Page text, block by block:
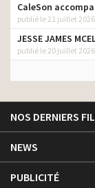
CaleSon
publié le 21 juillet 2026
JESSE JAMES
publié le 20 juillet 2026
NOS DERNIERS
NEWS
PUBLICITÉ